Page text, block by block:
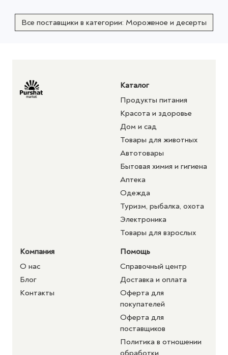
Все поставщики в категории: Мороженое и десерты
Каталог
Продукты питания
Красота и здоровье
Дом и сад
Товары для животных
Автотовары
Бытовая химия и гигиена
Аптека
Одежда
Туризм, рыбалка, охота
Электроника
Товары для взрослых
Компания
О нас
Блог
Контакты
Помощь
Справочный центр
Доставка и оплата
Оферта для
покупателей
Оферта для
поставщиков
Политика в отношении
обработки